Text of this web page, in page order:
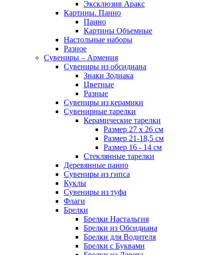
Эксклюзив Аракс
Картины. Панно
Панно
Картины Объемные
Настольные наборы
Разное
Сувениры – Армения
Сувениры из обсидиана
Знаки Зодиака
Цветные
Разные
Сувениры из керамики
Сувенирные тарелки
Керамические тарелки
Размер 27 х 26 см
Размер 21-18,5 см
Размер 16 - 14 см
Стеклянные тарелки
Деревянные панно
Сувениры из гипса
Куклы
Сувениры из туфа
Флаги
Брелки
Брелки Настальгия
Брелки из Обсидиана
Брелки для Водителя
Брелки с Буквами